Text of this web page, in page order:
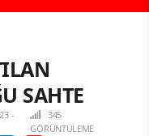
SAHTE
-
345
GÖRÜNTÜLEME